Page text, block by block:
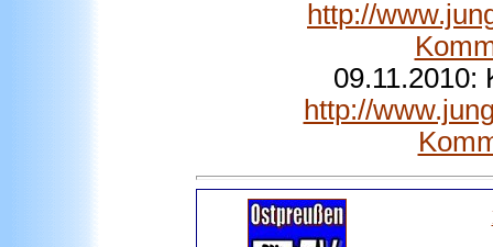
http://
09.11.2010:
http://